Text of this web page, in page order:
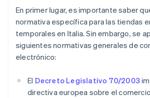
En primer lugar, es importante saber
normativa específica para las tiendas
temporales en Italia. Sin embargo, se
siguientes normativas generales de
electrónico:
El Decreto Legislativo 70/2003
directiva europea sobre el